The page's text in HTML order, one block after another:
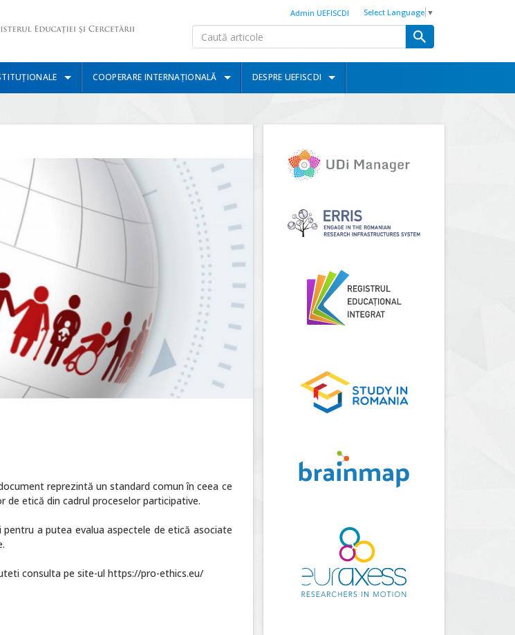
Select Language ▼
Admin UEFISCDI
COOPERARE INTERNAȚIONALĂ DESPRE UEFISCDI
reprezintă un standard comun în ceea ce
de etică din cadrul proceselor participative.
a putea evalua aspectele de etică asociate
consulta pe site-ul https://pro-ethics.eu/